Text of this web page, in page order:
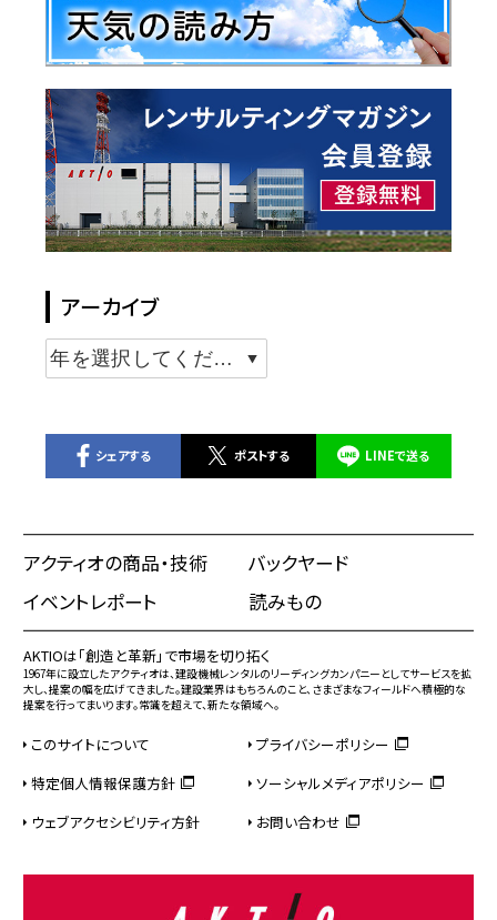
アーカイブ
シェアする ポストする LINEで送る
アクティオの商品・技術
バックヤード
イベントレポート
読みもの
AKTIOは「創造と革新」で市場を切り拓く
1967年に設立したアクティオは、建設機械レンタルのリーディングカンパニーとしてサービスを拡
大し、提案の幅を広げてきました。建設業界はもちろんのこと、さまざまなフィールドへ積極的な
提案を行ってまいります。常識を超えて、新たな領域へ。
このサイトについて
プライバシーポリシー
特定個人情報保護方針
ソーシャルメディアポリシー
ウェブアクセシビリティ方針
お問い合わせ